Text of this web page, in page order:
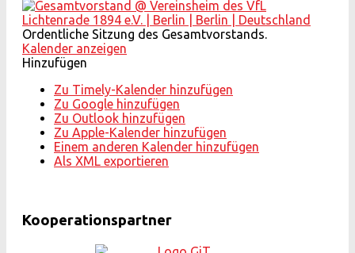
Ordentliche Sitzung des Gesamtvorstands.
Kalender anzeigen
Hinzufügen
Zu Timely-Kalender hinzufügen
Zu Google hinzufügen
Zu Outlook hinzufügen
Zu Apple-Kalender hinzufügen
Einem anderen Kalender hinzufügen
Als XML exportieren
Kooperationspartner